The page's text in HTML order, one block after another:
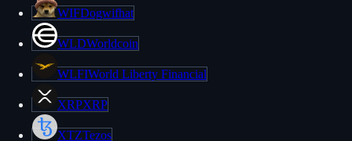
WIFDogwifhat
WLDWorldcoin
WLFIWorld Liberty Financial
XRPXRP
XTZTezos